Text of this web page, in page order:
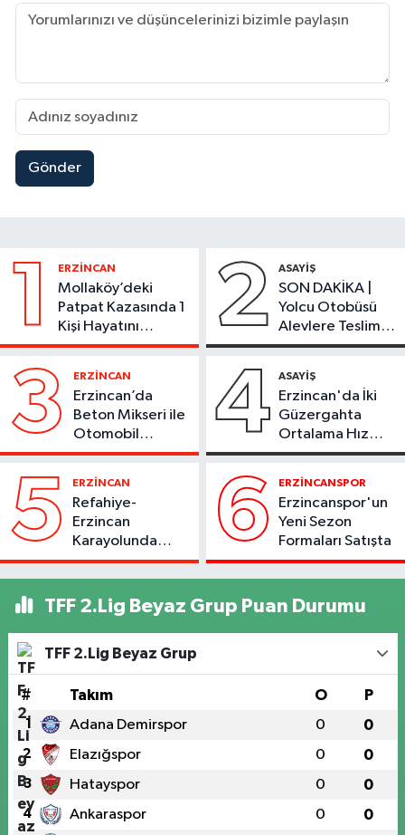
Gönder
1 ERZİNCAN
Mollaköy’deki
Patpat Kazasında 1
Kişi Hayatını
Kaybetti
2 ASAYİŞ
SON DAKİKA |
Yolcu Otobüsü
Alevlere Teslim
Oldu
3 ERZİNCAN
Erzincan’da
Beton Mikseri ile
Otomobil
Çarpıştı
4 ASAYİŞ
Erzincan'da İki
Güzergahta
Ortalama Hız
Denetimi 1
Başlıyor
5 ERZİNCAN
Refahiye-
Erzincan
Karayolunda
Kaza: Otomobil
Şarampole Uçtu,
2 Kişi Yaralandı
6 ERZİNCANSPOR
Erzincanspor'un
Yeni Sezon
Formaları Satışta
TFF 2.Lig Beyaz Grup Puan Durumu
TFF 2.Lig Beyaz Grup
# Takım O P
1 Adana Demirspor 0 0
2 Elazığspor 0 0
3 Hatayspor 0 0
4 Ankaraspor 0 0